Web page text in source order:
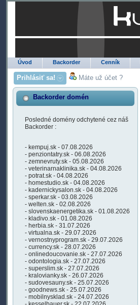
Úvod Backorder Cenník
Prihlásiť sa! Máte už účet ?
Backorder domén
Posledné domény odchytené cez náš
Backorder :
- kempuj.sk - 07.08.2026
- penziontatry.sk - 06.08.2026
- zemnevruty.sk - 05.08.2026
- veterinarnaklinika.sk - 04.08.2026
- potrat.sk - 04.08.2026
- homestudio.sk - 04.08.2026
- kadernickysalon.sk - 04.08.2026
- sperkar.sk - 03.08.2026
- welten.sk - 02.08.2026
- slovenskaenergetika.sk - 01.08.2026
- kladivo.sk - 01.08.2026
- herbia.sk - 31.07.2026
- virtualna.sk - 29.07.2026
- vernostnyprogram.sk - 29.07.2026
- currency.sk - 28.07.2026
- onlinedoucovanie.sk - 27.07.2026
- odontologia.sk - 27.07.2026
- superslim.sk - 27.07.2026
- kralovianky.sk - 26.07.2026
- sudovesauny.sk - 25.07.2026
- goodnews.sk - 25.07.2026
- mobilnysklad.sk - 24.07.2026